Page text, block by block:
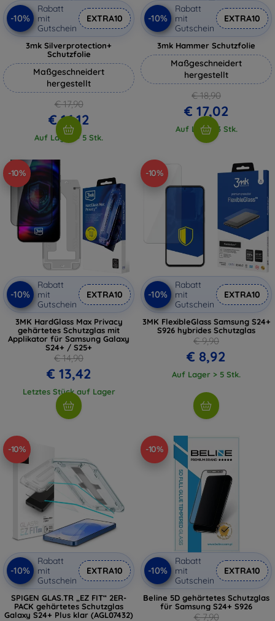
-10%
Rabatt
mit
Gutschein
EXTRA10
3mk Silverprotection+
Schutzfolie
Maßgeschneidert
hergestellt
€ 17,90
€ 16,12
Auf Lager > 5 Stk.
-10%
Rabatt
mit
Gutschein
EXTRA10
3mk Hammer Schutzfolie
Maßgeschneidert
hergestellt
€ 18,90
€ 17,02
Auf Lager 3 Stk.
-10%
-10%
Rabatt
mit
Gutschein
EXTRA10
3MK HardGlass Max Privacy
gehärtetes Schutzglas mit
Applikator für Samsung Galaxy
S24+ / S25+
€ 14,90
€ 13,42
Letztes Stück auf Lager
-10%
-10%
Rabatt
mit
Gutschein
EXTRA10
3MK FlexibleGlass Samsung S24+
S926 hybrides Schutzglas
€ 9,90
€ 8,92
Auf Lager > 5 Stk.
-10%
-10%
Rabatt
mit
Gutschein
EXTRA10
SPIGEN GLAS.TR „EZ FIT“ 2ER-
PACK gehärtetes Schutzglas
Galaxy S24+ Plus klar (AGL07432)
-10%
-10%
Rabatt
mit
Gutschein
EXTRA10
Beline 5D gehärtetes Schutzglas
für Samsung S24+ S926
€ 7,90